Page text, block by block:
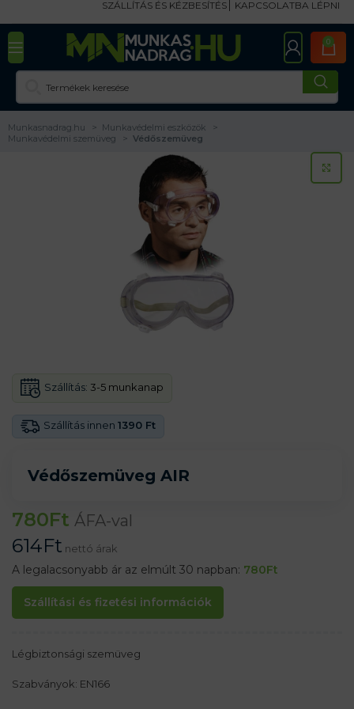
SZÁLLÍTÁS ÉS KÉZBESÍTÉS KAPCSOLATBA LÉPNI
0
Munkasnadrag.hu
Munkavédelmi eszközök
Munkavédelmi szemüveg
Védőszemüveg
Védőszemüveg AIR
Szállítás innen 1390 Ft
Szállítás: 3-5 munkanap
780Ft ÁFA-val
614Ft nettó árak
A legalacsonyabb ár az elmúlt 30 napban: 780Ft
Szállítási és fizetési információk
Légbiztonsági szemüveg
Szabványok: EN166